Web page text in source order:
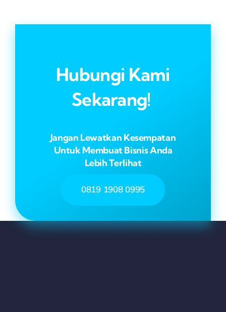
Hubungi Kami
Sekarang!
Jangan Lewatkan Kesempatan
Untuk Membuat Bisnis Anda
Lebih Terlihat
0819 1908 0995